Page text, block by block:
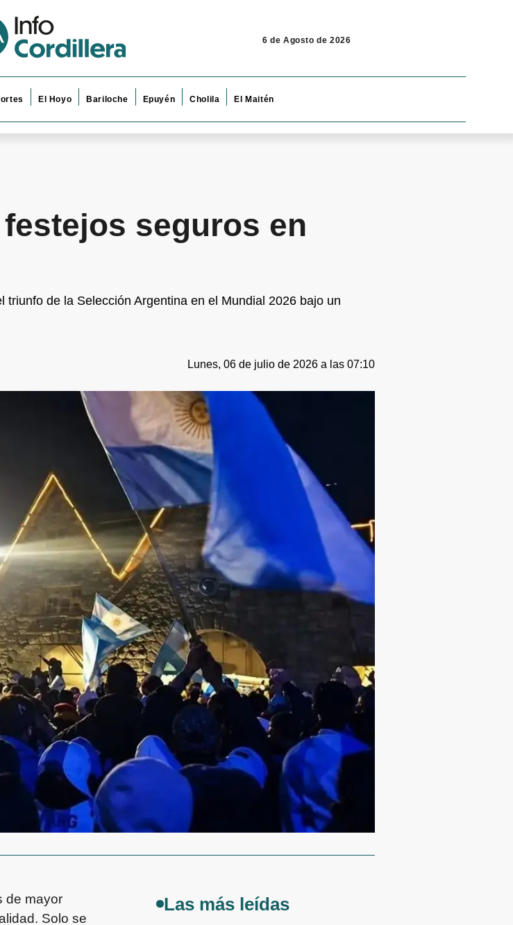
6 de Agosto de 2026
El Hoyo Bariloche Epuyén Cholila El Maitén
seguros en
de la Selección Argentina en el Mundial 2026 bajo un
Lunes, 06 de julio de 2026 a las 07:10
de mayor
Solo se
Las más leídas